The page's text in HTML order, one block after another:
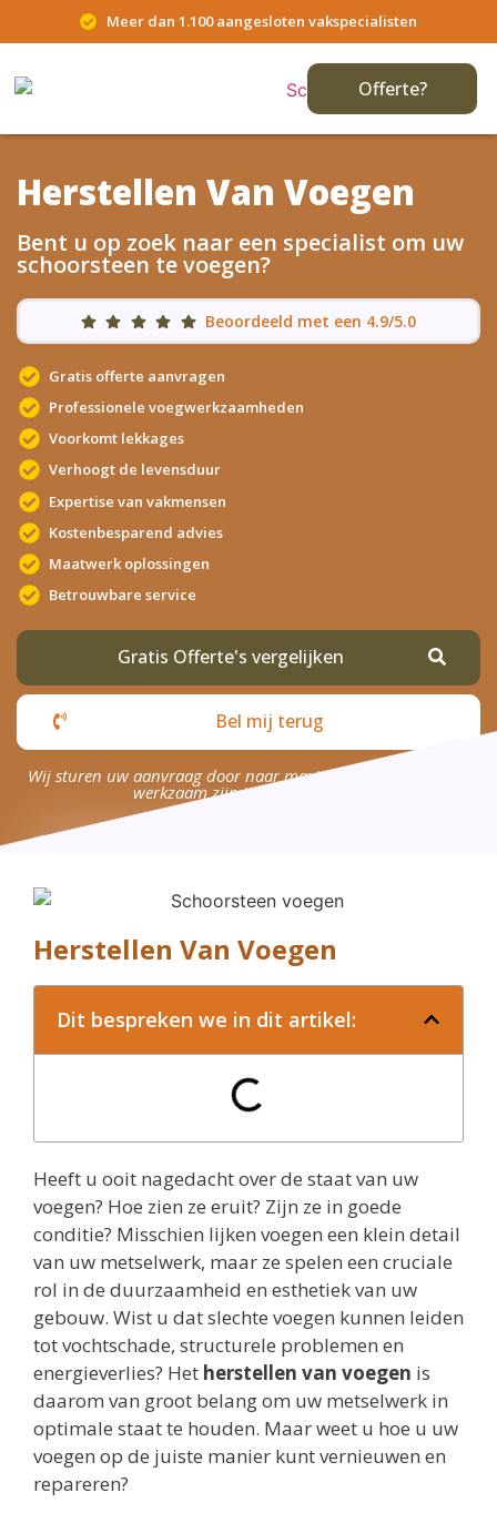
Meer dan 1.100 aangesloten vakspecialisten
Offerte?
Herstellen Van Voegen
Bent u op zoek naar een specialist om uw
schoorsteen te voegen?
Beoordeeld met een 4.9/5.0
Gratis offerte aanvragen
Professionele voegwerkzaamheden
Voorkomt lekkages
Verhoogt de levensduur
Expertise van vakmensen
Kostenbesparend advies
Maatwerk oplossingen
Betrouwbare service
Gratis Offerte's vergelijken
Bel mij terug
Wij sturen uw aanvraag door naar maximaal 4 bedrijven die
werkzaam zijn in uw omgeving.
Herstellen Van Voegen
Dit bespreken we in dit artikel:
Heeft u ooit nagedacht over de staat van uw
voegen? Hoe zien ze eruit? Zijn ze in goede
conditie? Misschien lijken voegen een klein detail
van uw metselwerk, maar ze spelen een cruciale
rol in de duurzaamheid en esthetiek van uw
gebouw. Wist u dat slechte voegen kunnen leiden
tot vochtschade, structurele problemen en
energieverlies? Het herstellen van voegen is
daarom van groot belang om uw metselwerk in
optimale staat te houden. Maar weet u hoe u uw
voegen op de juiste manier kunt vernieuwen en
repareren?